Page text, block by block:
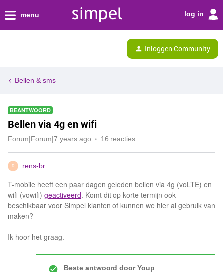
menu log in
Inloggen Community
Bellen & sms
BEANTWOORD
Bellen via 4g en wifi
Forum|Forum|7 years ago 16 reacties
R rens-br
T-mobile heeft een paar dagen geleden bellen via 4g (voLTE) en
wifi (vowifi) geactiveerd. Komt dit op korte termijn ook
beschikbaar voor Simpel klanten of kunnen we hier al gebruik van
maken?
Ik hoor het graag.
Beste antwoord doorYoup